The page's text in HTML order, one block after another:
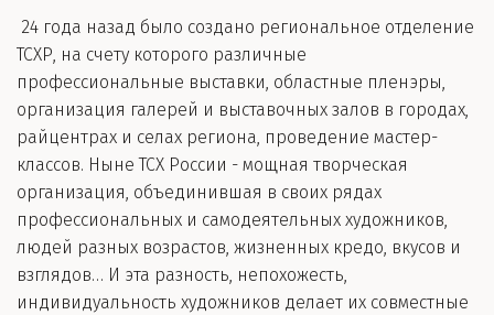
24 года назад было создано региональное отделение
ТСХР, на счету которого различные
профессиональные выставки, областные пленэры,
организация галерей и выставочных залов в городах,
райцентрах и селах региона, проведение мастер-
классов. Ныне ТСХ России - мощная творческая
организация, объединившая в своих рядах
профессиональных и самодеятельных художников,
людей разных возрастов, жизненных кредо, вкусов и
взглядов… И эта разность, непохожесть,
индивидуальность художников делает их совместные